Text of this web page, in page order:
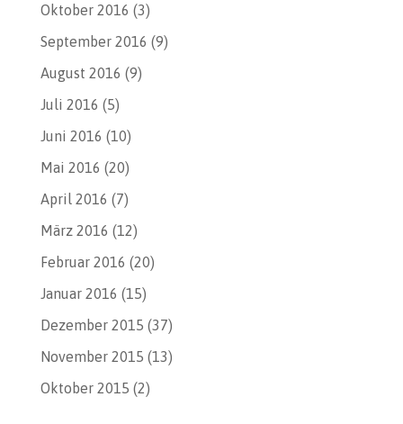
Oktober 2016 (3)
September 2016 (9)
August 2016 (9)
Juli 2016 (5)
Juni 2016 (10)
Mai 2016 (20)
April 2016 (7)
März 2016 (12)
Februar 2016 (20)
Januar 2016 (15)
Dezember 2015 (37)
November 2015 (13)
Oktober 2015 (2)